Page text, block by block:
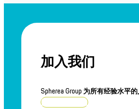
加入我们
Spherea Group 为所有经验水平
浏览职位空缺